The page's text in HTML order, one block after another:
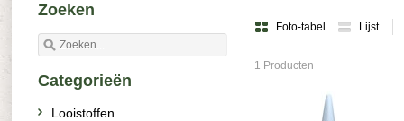
Foto-tabel Lijst
1 Producten
Zoeken
Categorieën
Looistoffen